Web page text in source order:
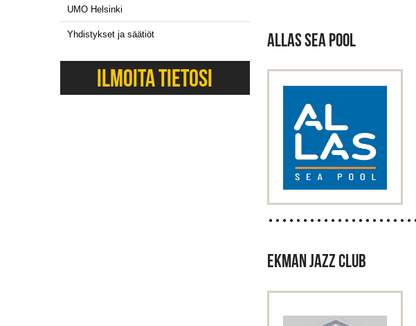
UMO Helsinki
Yhdistykset ja säätiöt
ILMOITA TIETOSI
ALLAS SEA POOL
EKMAN JAZZ CLUB